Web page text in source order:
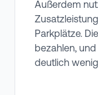
Außerdem
Parkplätze.
bezahlen,
deutlich